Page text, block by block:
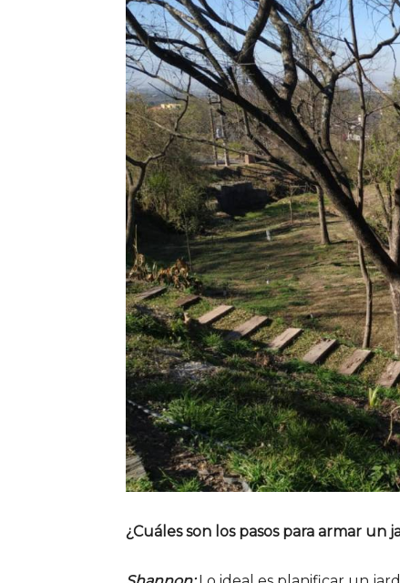
¿Cuáles son los pasos para armar un